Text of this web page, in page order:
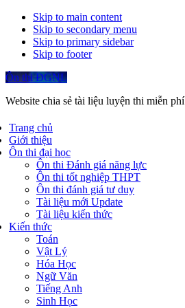
Skip to main content
Skip to secondary menu
Skip to primary sidebar
Skip to footer
Ôn thi ĐGNL
Website chia sẻ tài liệu luyện thi miễn phí
Trang chủ
Giới thiệu
Ôn thi đại học
Ôn thi Đánh giá năng lực
Ôn thi tốt nghiệp THPT
Ôn thi đánh giá tư duy
Tài liệu mới Update
Tài liệu kiến thức
Kiến thức
Toán
Vật Lý
Hóa Học
Ngữ Văn
Tiếng Anh
Sinh Học